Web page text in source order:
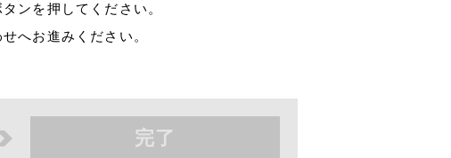
ンを押してください。
へお進みください。
完了